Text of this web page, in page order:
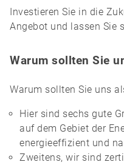
Investieren Sie in die
Angebot und lassen Sie
Warum sollten Sie
Warum sollten Sie uns
Hier sind sechs gute
auf dem Gebiet der
energieeffizient und
Zweitens, wir sind